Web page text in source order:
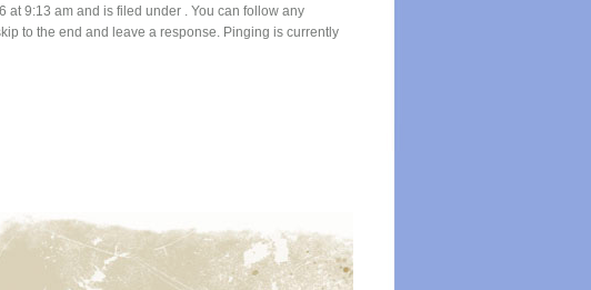
at 9:13 am and is filed under . You can follow any
to the end and leave a response. Pinging is currently